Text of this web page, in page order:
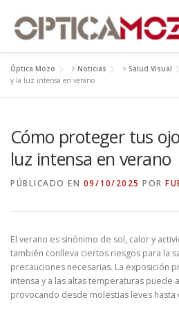
contenido
Óptica Mozo > Noticias > Salud Visual
y la luz intensa en verano
Cómo proteger tus
luz intensa en verano
PÚBLICADO EN 09/10/2025 POR
El verano es sinónimo de sol, calor y
también conlleva ciertos riesgos para la
precauciones necesarias. La exposición
intensa y a las altas temperaturas puede
provocando desde molestias leves hasta